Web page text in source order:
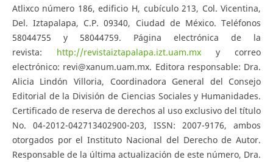
Atlixco número 186, edificio H, cubículo 213, Col. Vicentina,
Del. Iztapalapa, C.P. 09340, Ciudad de México. Teléfonos
58044755 y 58044759. Página electrónica de la
revista: http://revistaiztapalapa.izt.uam.mx y correo
electrónico: revi@xanum.uam.mx. Editora responsable: Dra.
Alicia Lindón Villoria, Coordinadora General del Consejo
Editorial de la División de Ciencias Sociales y Humanidades.
Certificado de reserva de derechos al uso exclusivo del título
No. 04-2012-042713402900-203, ISSN: 2007-9176, ambos
otorgados por el Instituto Nacional del Derecho de Autor.
Responsable de la última actualización de este número, Dra.